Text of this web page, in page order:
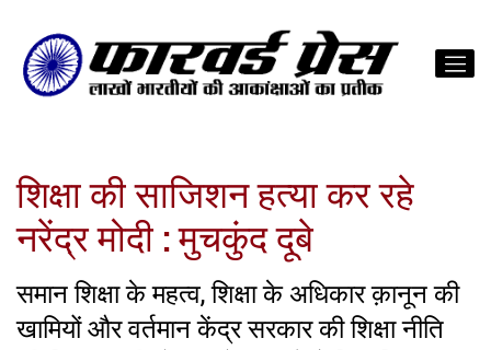
शिक्षा की साजिशन हत्या कर रहे
नरेंद्र मोदी : मुचकुंद दूबे
समान शिक्षा के महत्व, शिक्षा के अधिकार क़ानून की
खामियों और वर्तमान केंद्र सरकार की शिक्षा नीति